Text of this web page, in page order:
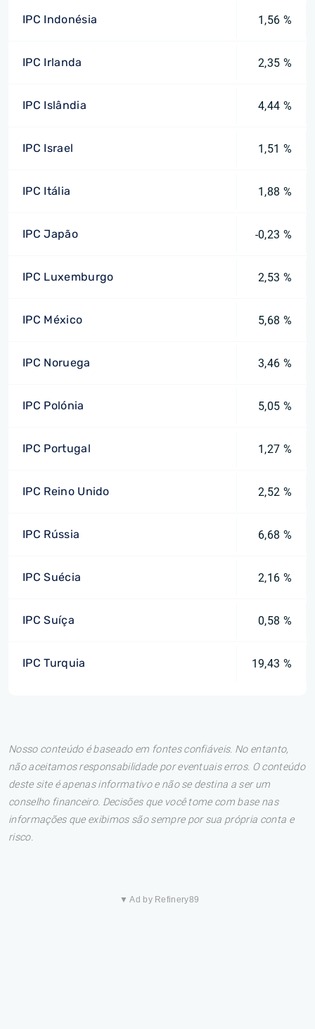
IPC Indonésia 1,56 %
IPC Irlanda 2,35 %
IPC Islândia 4,44 %
IPC Israel 1,51 %
IPC Itália 1,88 %
IPC Japão -0,23 %
IPC Luxemburgo 2,53 %
IPC México 5,68 %
IPC Noruega 3,46 %
IPC Polónia 5,05 %
IPC Portugal 1,27 %
IPC Reino Unido 2,52 %
IPC Rússia 6,68 %
IPC Suécia 2,16 %
IPC Suíça 0,58 %
IPC Turquia 19,43 %
Nosso conteúdo é baseado em fontes confiáveis. No entanto,
não aceitamos responsabilidade por eventuais erros. O conteúdo
deste site é apenas informativo e não se destina a ser um
conselho financeiro. Decisões que você tome com base nas
informações que exibimos são sempre por sua própria conta e
risco.
▼ Ad by Refinery89